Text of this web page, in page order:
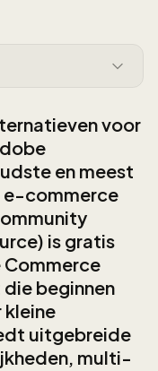
voor
en meest
commerce
is gratis
beginnen
kleine
uitgebreide
multi-